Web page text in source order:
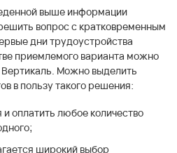
выше информации
вопрос с кратковременным
дни трудоустройства
приемлемого варианта можно
Можно выделить
в пользу такого решения:
оплатить любое количество
широкий выбор